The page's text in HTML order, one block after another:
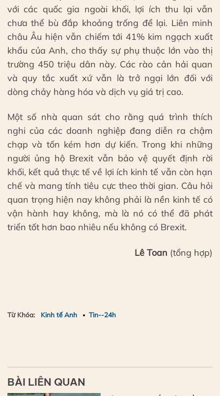
với các quốc gia ngoài khối, lợi ích thu lại vẫn
chưa thể bù đắp khoảng trống để lại. Liên minh
châu Âu hiện vẫn chiếm tới 41% kim ngạch xuất
khẩu của Anh, cho thấy sự phụ thuộc lớn vào thị
trường 450 triệu dân này. Các rào cản hải quan
và quy tắc xuất xứ vẫn là trở ngại lớn đối với
dòng chảy hàng hóa và dịch vụ giá trị cao.
Một số nhà quan sát cho rằng quá trình thích
nghi của các doanh nghiệp đang diễn ra chậm
chạp và tốn kém hơn dự kiến. Trong khi những
người ủng hộ Brexit vẫn bảo vệ quyết định rời
khối, kết quả thực tế về lợi ích kinh tế vẫn còn hạn
chế và mang tính tiêu cực theo thời gian. Câu hỏi
quan trọng hiện nay không phải là nền kinh tế có
vận hành hay không, mà là nó có thể đã phát
triển tốt hơn bao nhiêu nếu không có Brexit.
Lê Toan (tổng hợp)
Từ Khóa: Kinh tế Anh Tin--24h
BÀI LIÊN QUAN